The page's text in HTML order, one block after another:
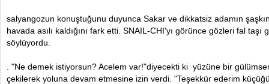
salyangozun konuştuğunu duyunca Sakar ve dikkatsiz adamın
havada asılı kaldığını fark etti. SNAIL-CHI'yı görünce gözleri fal taşı
söylüyordu.
. "Ne demek istiyorsun? Acelem var!"diyecekti ki yüzüne bir
çekilerek yoluna devam etmesine izin verdi. "Teşekkür ederim